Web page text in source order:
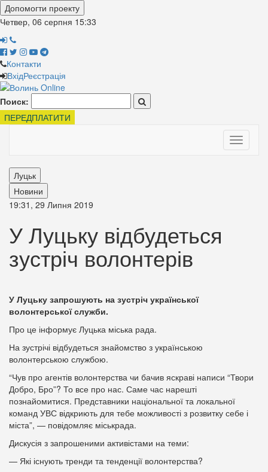
Допомогти проекту
Четвер, 06 серпня 15:33
Контакти
ВхідРеєстрація
Поиск:
ПЕРЕДПЛАТИТИ
Toggle
Луцьк
Новини
19:31, 29 Липня 2019
У Луцьку відбудеться
зустріч волонтерів
У Луцьку запрошують на зустріч української
волонтерської служби.
Про це інформує Луцька міська рада.
На зустрічі відбудеться знайомство з українською
волонтерською службою.
“Чув про агентів волонтерства чи бачив яскраві написи “Твори
Добро, Бро”? То все про нас. Саме час нарешті
познайомитися. Представники національної та локальної
команд УВС відкриють для тебе можливості з розвитку себе і
міста”, — повідомляє міськрада.
Дискусія з запрошеними активістами на теми:
— Які існують тренди та тенденції волонтерства?